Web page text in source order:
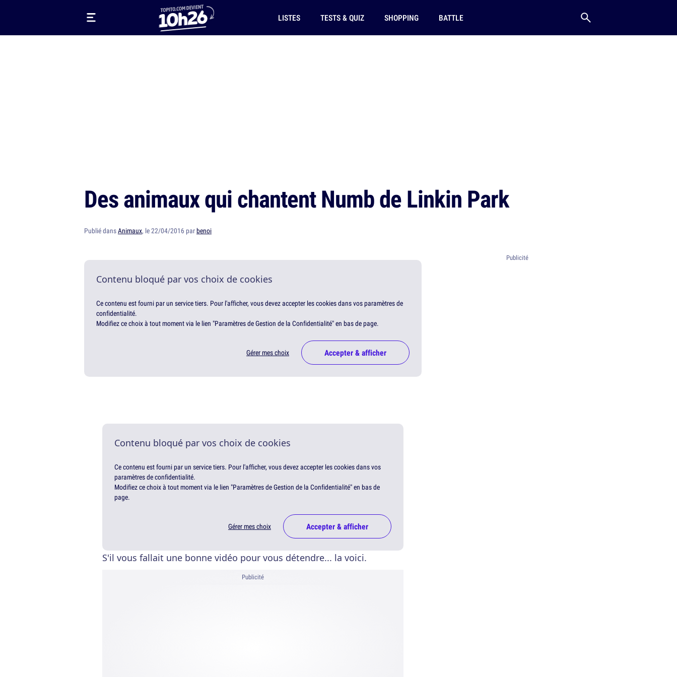
LISTES TESTS & QUIZ SHOPPING BATTLE
Des animaux qui chantent Numb de Linkin Park
Publié dansAnimaux, le 22/04/2016 parbenoi
Contenu bloqué par vos choix de cookies
Ce contenu est fourni par un service tiers. Pour l'afficher, vous devez accepter les cookies dans vos paramètres de
confidentialité.
Modifiez ce choix à tout moment via le lien "Paramètres de Gestion de la Confidentialité" en bas de page.
Gérer mes choix Accepter & afficher
Contenu bloqué par vos choix de cookies
Ce contenu est fourni par un service tiers. Pour l'afficher, vous devez accepter les cookies dans vos
paramètres de confidentialité.
Modifiez ce choix à tout moment via le lien "Paramètres de Gestion de la Confidentialité" en bas de
page.
Gérer mes choix Accepter & afficher
S'il vous fallait une bonne vidéo pour vous détendre... la voici.
Publicité